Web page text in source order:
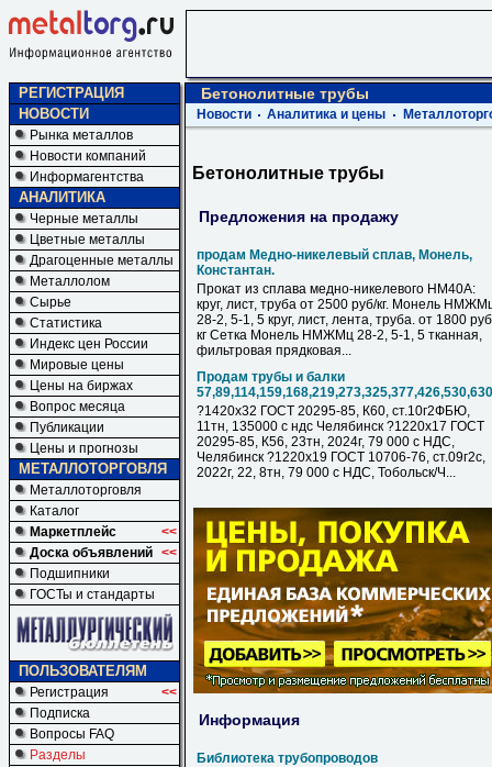
РЕГИСТРАЦИЯ
НОВОСТИ
Рынка металлов
Новости компаний
Информагентства
АНАЛИТИКА
Черные металлы
Цветные металлы
Драгоценные металлы
Металлолом
Сырье
Статистика
Индекс цен России
Мировые цены
Цены на биржах
Вопрос месяца
Публикации
Цены и прогнозы
МЕТАЛЛОТОРГОВЛЯ
Металлоторговля
Каталог
Маркетплейс
<<
Доска объявлений <<
Подшипники
ГОСТы и стандарты
ПОЛЬЗОВАТЕЛЯМ
Регистрация
<<
Подписка
Вопросы FAQ
Разделы
Бетонолитные трубы
Новости Аналитика и цены
Бетонолитные трубы
Предложения на продажу
продам Медно-никелевый сплав, Монель,
Константан.
Прокат из сплава медно-никелевого НМ40А:
круг, лист, труба от 2500 руб/кг. Монель
28-2, 5-1, 5 круг, лист, лента, труба. от 1800
кг Сетка Монель НМЖМц 28-2, 5-1, 5 тканная,
фильтровая прядковая...
Продам трубы и балки
?1420х32 ГОСТ 20295-85, К60, ст.10г2ФБЮ,
11тн, 135000 с ндс Челябинск ?1220х17 ГОСТ
20295-85, К56, 23тн, 2024г, 79 000 с НДC,
Челябинск ?1220х19 ГОСТ 10706-76, ст.09г2с,
2022г, 22, 8тн, 79 000 с НДC, Тобольск/Ч...
Информация
Библиотека трубопроводов